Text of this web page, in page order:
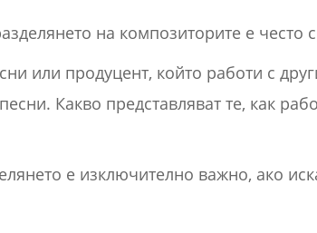
на композиторите е често
или продуцент, който работи с
Какво представляват те, как
е изключително важно, ако